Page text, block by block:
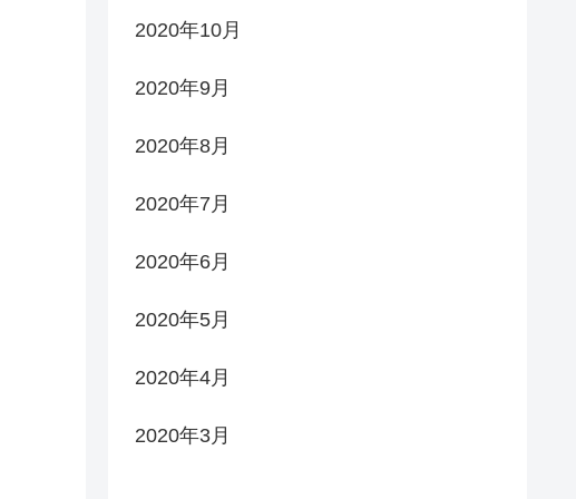
2020年10月
2020年9月
2020年8月
2020年7月
2020年6月
2020年5月
2020年4月
2020年3月